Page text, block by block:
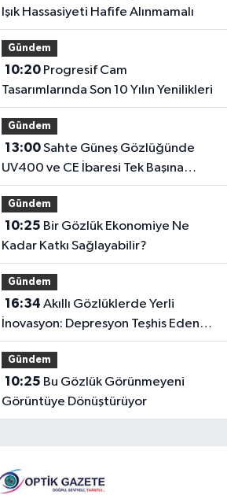
Işık Hassasiyeti Hafife Alınmamalı
Gündem
10:20Progresif Cam
Tasarımlarında Son 10 Yılın Yenilikleri
Gündem
13:00Sahte Güneş Gözlüğünde
UV400 ve CE İbaresi Tek Başına
Yeterli mi?
Gündem
10:25
Kadar Katkı Sağlayabilir?
Gündem
16:34
İnovasyon: Depresyon Teşhis Eden
Gözlüğe Türkpatent Onayı
Gündem
10:25
Görüntüye Dönüştürüyor